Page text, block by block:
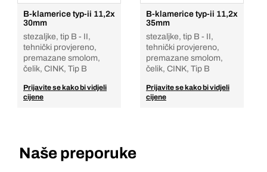
B-klamerice typ-ii 11,2x
30mm
stezaljke, tip B - II,
tehnički provjereno,
premazane smolom,
čelik, CINK, Tip B
Prijavite se kako bi vidjeli
cijene
B-klamerice typ-ii 11,2x
35mm
stezaljke, tip B - II,
tehnički provjereno,
premazane smolom,
čelik, CINK, Tip B
Prijavite se kako bi vidjeli
cijene
Naše preporuke